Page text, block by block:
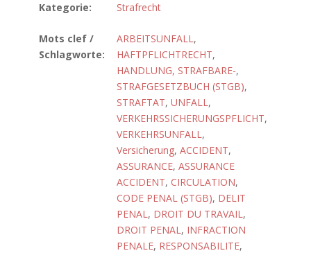
Kategorie:
Strafrecht
Mots clef /
Schlagworte:
ARBEITSUNFALL,
HAFTPFLICHTRECHT,
HANDLUNG, STRAFBARE-,
STRAFGESETZBUCH (STGB),
STRAFTAT, UNFALL,
VERKEHRSSICHERUNGSPFLICHT,
VERKEHRSUNFALL,
Versicherung, ACCIDENT,
ASSURANCE, ASSURANCE
ACCIDENT, CIRCULATION,
CODE PENAL (STGB), DELIT
PENAL, DROIT DU TRAVAIL,
DROIT PENAL, INFRACTION
PENALE, RESPONSABILITE,